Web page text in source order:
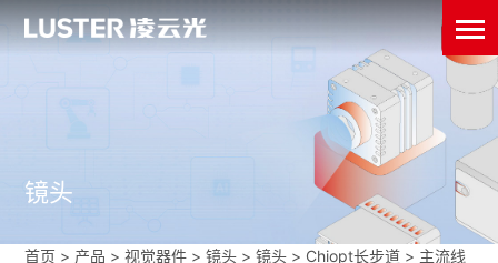
镜头
首页 > 产品 > 视觉器件 >镜头 >镜头 > Chiopt长步道 > 主流线